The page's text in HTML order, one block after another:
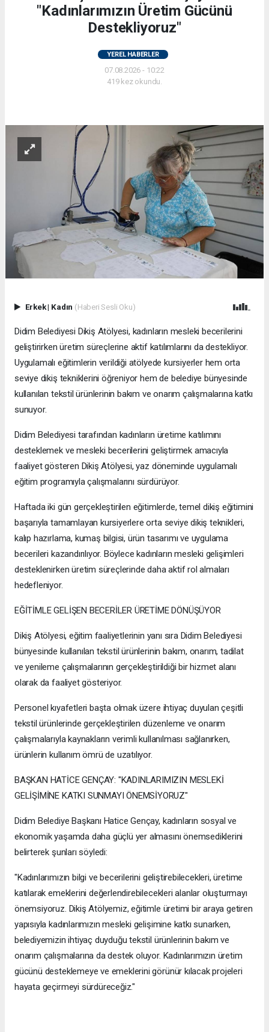
"Kadınlarımızın Üretim Gücünü
Destekliyoruz"
YEREL HABERLER
07.08.2026 - 10:22
419 kez okundu.
Erkek| Kadın (Haberi Sesli Oku)
Didim Belediyesi Dikiş Atölyesi, kadınların mesleki becerilerini
geliştirirken üretim süreçlerine aktif katılımlarını da destekliyor.
Uygulamalı eğitimlerin verildiği atölyede kursiyerler hem orta
seviye dikiş tekniklerini öğreniyor hem de belediye bünyesinde
kullanılan tekstil ürünlerinin bakım ve onarım çalışmalarına katkı
sunuyor.
Didim Belediyesi tarafından kadınların üretime katılımını
desteklemek ve mesleki becerilerini geliştirmek amacıyla
faaliyet gösteren Dikiş Atölyesi, yaz döneminde uygulamalı
eğitim programıyla çalışmalarını sürdürüyor.
Haftada iki gün gerçekleştirilen eğitimlerde, temel dikiş eğitimini
başarıyla tamamlayan kursiyerlere orta seviye dikiş teknikleri,
kalıp hazırlama, kumaş bilgisi, ürün tasarımı ve uygulama
becerileri kazandırılıyor. Böylece kadınların mesleki gelişimleri
desteklenirken üretim süreçlerinde daha aktif rol almaları
hedefleniyor.
EĞİTİMLE GELİŞEN BECERİLER ÜRETİME DÖNÜŞÜYOR
Dikiş Atölyesi, eğitim faaliyetlerinin yanı sıra Didim Belediyesi
bünyesinde kullanılan tekstil ürünlerinin bakım, onarım, tadilat
ve yenileme çalışmalarının gerçekleştirildiği bir hizmet alanı
olarak da faaliyet gösteriyor.
Personel kıyafetleri başta olmak üzere ihtiyaç duyulan çeşitli
tekstil ürünlerinde gerçekleştirilen düzenleme ve onarım
çalışmalarıyla kaynakların verimli kullanılması sağlanırken,
ürünlerin kullanım ömrü de uzatılıyor.
BAŞKAN HATİCE GENÇAY: "KADINLARIMIZIN MESLEKİ
GELİŞİMİNE KATKI SUNMAYI ÖNEMSİYORUZ"
Didim Belediye Başkanı Hatice Gençay, kadınların sosyal ve
ekonomik yaşamda daha güçlü yer almasını önemsediklerini
belirterek şunları söyledi:
"Kadınlarımızın bilgi ve becerilerini geliştirebilecekleri, üretime
katılarak emeklerini değerlendirebilecekleri alanlar oluşturmayı
önemsiyoruz. Dikiş Atölyemiz, eğitimle üretimi bir araya getiren
yapısıyla kadınlarımızın mesleki gelişimine katkı sunarken,
belediyemizin ihtiyaç duyduğu tekstil ürünlerinin bakım ve
onarım çalışmalarına da destek oluyor. Kadınlarımızın üretim
gücünü desteklemeye ve emeklerini görünür kılacak projeleri
hayata geçirmeyi sürdüreceğiz."